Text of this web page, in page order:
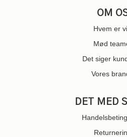
OM
Hvem er
Mød
Det siger
Vores
DET MED